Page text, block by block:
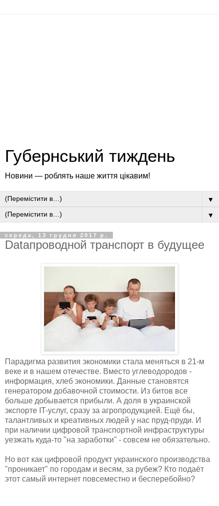
Губернський тиждень
Новини — роблять наше життя цікавим!
▼
▼
середа, 13 грудня 2017 р.
Dataпроводной транспорт в будущее
Парадигма развития экономики стала меняться в 21-м
веке и в нашем отечестве. Вместо углеводородов -
информация, хлеб экономики. Данные становятся
генератором добавочной стоимости. Из битов все
больше добывается прибыли. А доля в украинской
экспорте IT-услуг, сразу за агропродукцией. Ещё бы,
талантливых и креативных людей у нас пруд-пруди. И
при наличии цифровой транспортной инфраструктуры
уезжать куда-то "на заработки" - совсем не обязательно.
Но вот как цифровой продукт украинского производства
"проникает" по городам и весям, за рубеж? Кто подаёт
этот самый интернет повсеместно и бесперебойно?